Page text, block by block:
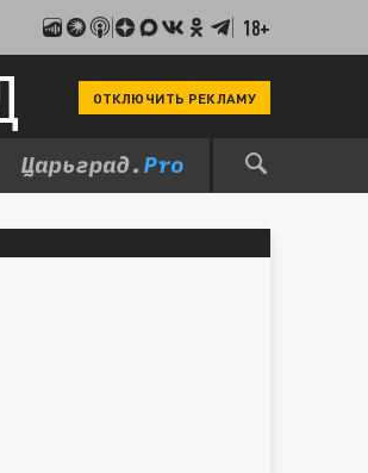
18+
ОТКЛЮЧИТЬ РЕКЛАМУ